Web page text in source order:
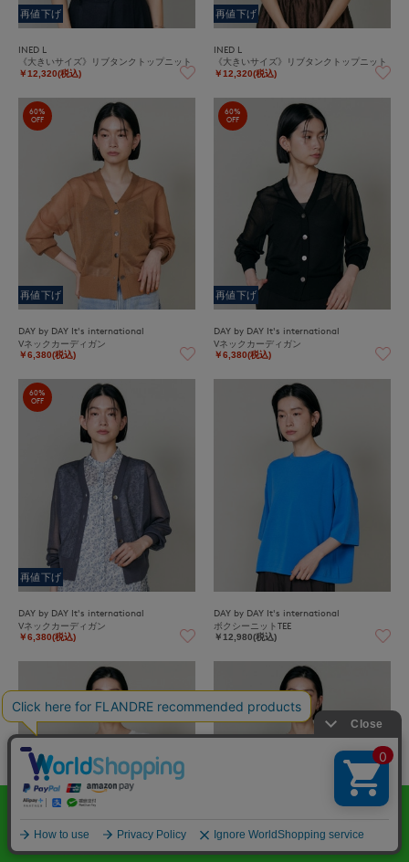
再値下げ
INED L
《大きいサイズ》リブタンクトップニット
￥12,320(税込)
再値下げ
INED L
《大きいサイズ》リブタンクトップニット
￥12,320(税込)
60%
OFF
再値下げ
DAY by DAY It's international
Vネックカーディガン
￥6,380(税込)
60%
OFF
再値下げ
DAY by DAY It's international
Vネックカーディガン
￥6,380(税込)
60%
OFF
再値下げ
DAY by DAY It's international
Vネックカーディガン
￥6,380(税込)
DAY by DAY It's international
ボクシーニットTEE
￥12,980(税込)